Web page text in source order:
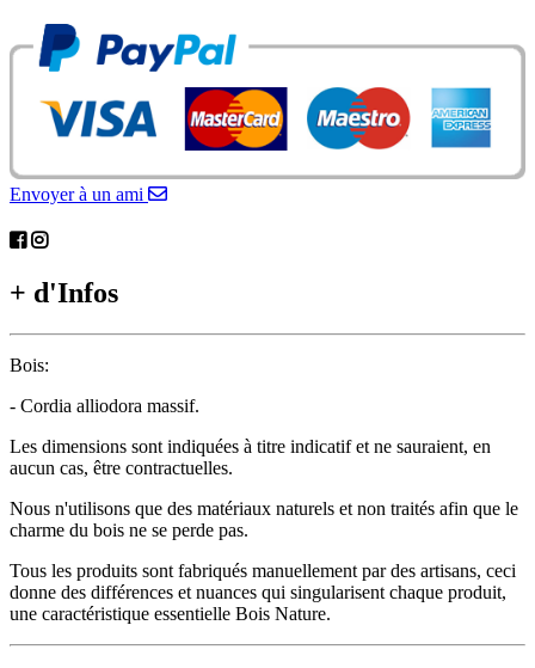
Envoyer à un ami
+ d'Infos
Bois:
- Cordia alliodora massif.
Les dimensions sont indiquées à titre indicatif et ne sauraient, en
aucun cas, être contractuelles.
Nous n'utilisons que des matériaux naturels et non traités afin que le
charme du bois ne se perde pas.
Tous les produits sont fabriqués manuellement par des artisans, ceci
donne des différences et nuances qui singularisent chaque produit,
une caractéristique essentielle Bois Nature.